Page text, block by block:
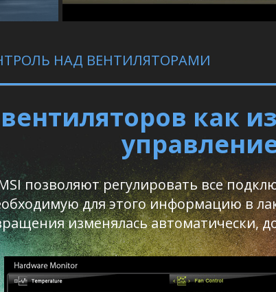
НАД ВЕНТИЛЯТОРАМИ
как
позволяют регулировать все
для этого информацию в
изменялась автоматически,